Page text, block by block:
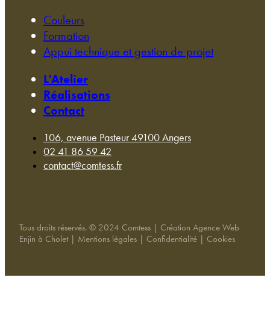
Couleurs
Formation
Appui technique et gestion de projet
L'Atelier
Réalisations
Contact
106, avenue Pasteur 49100 Angers
02 41 86 59 42
contact@comtess.fr
Tous droits réservés. © 2024 Comtess | Création Agence Web
Enjin à Cholet | Mentions légales | Confidentialité | Cookies